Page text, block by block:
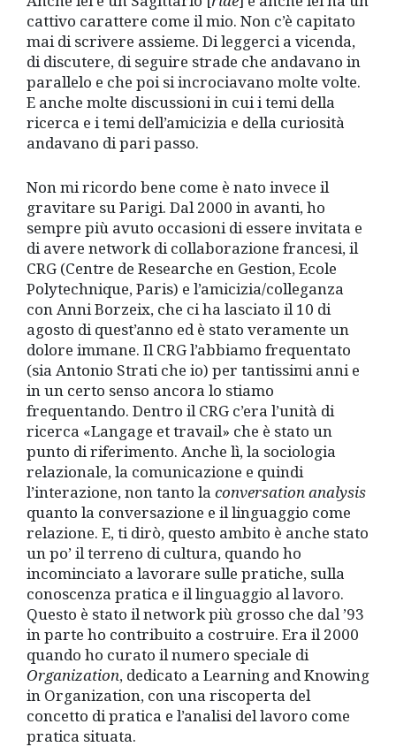
cattivo carattere come il mio. Non c’è capitato
mai di scrivere assieme. Di leggerci a vicenda,
di discutere, di seguire strade che andavano in
parallelo e che poi si incrociavano molte volte.
E anche molte discussioni in cui i temi della
ricerca e i temi dell’amicizia e della curiosità
andavano di pari passo.
Non mi ricordo bene come è nato invece il
gravitare su Parigi. Dal 2000 in avanti, ho
sempre più avuto occasioni di essere invitata e
di avere network di collaborazione francesi, il
CRG (Centre de Researche en Gestion, Ecole
Polytechnique, Paris) e l’amicizia/colleganza
con Anni Borzeix, che ci ha lasciato il 10 di
agosto di quest’anno ed è stato veramente un
dolore immane. Il CRG l’abbiamo frequentato
(sia Antonio Strati che io) per tantissimi anni e
in un certo senso ancora lo stiamo
frequentando. Dentro il CRG c’era l’unità di
ricerca «Langage et travail» che è stato un
punto di riferimento. Anche lì, la sociologia
relazionale, la comunicazione e quindi
l’interazione, non tanto la conversation analysis
quanto la conversazione e il linguaggio come
relazione. E, ti dirò, questo ambito è anche stato
un po’ il terreno di cultura, quando ho
incominciato a lavorare sulle pratiche, sulla
conoscenza pratica e il linguaggio al lavoro.
Questo è stato il network più grosso che dal ’93
in parte ho contribuito a costruire. Era il 2000
quando ho curato il numero speciale di
Organization, dedicato a Learning and Knowing
in Organization, con una riscoperta del
concetto di pratica e l’analisi del lavoro come
pratica situata.